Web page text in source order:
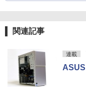
関連記事
連載